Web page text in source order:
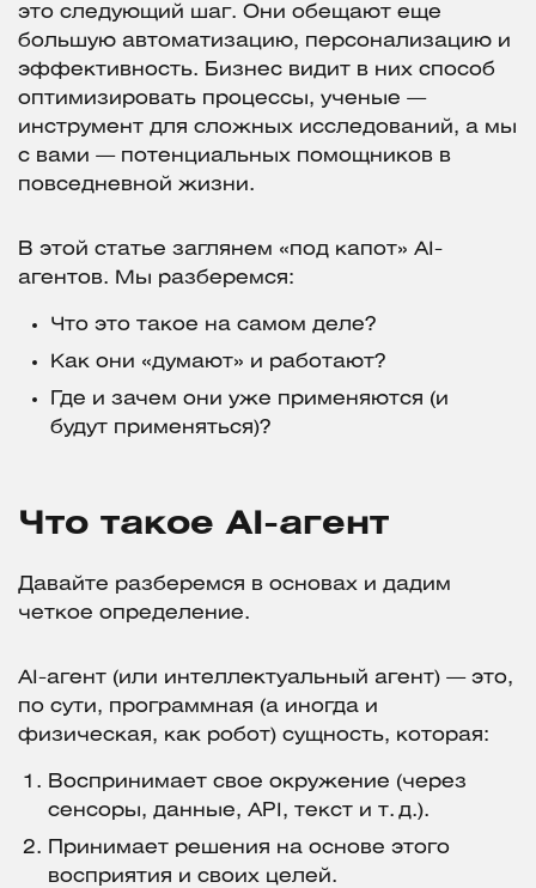
это следующий шаг. Они обещают еще
большую автоматизацию, персонализацию и
эффективность. Бизнес видит в них способ
оптимизировать процессы, ученые —
инструмент для сложных исследований, а мы
с вами — потенциальных помощников в
повседневной жизни.
В этой статье заглянем «под капот» AI-
агентов. Мы разберемся:
Что это такое на самом деле?
Как они «думают» и работают?
Где и зачем они уже применяются (и
будут применяться)?
Что такое AI-агент
Давайте разберемся в основах и дадим
четкое определение.
AI-агент (или интеллектуальный агент) — это,
по сути, программная (а иногда и
физическая, как робот) сущность, которая:
Воспринимает свое окружение (через
сенсоры, данные, API, текст и т. д.).
Принимает решения на основе этого
восприятия и своих целей.